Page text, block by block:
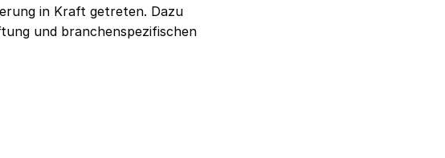
in Kraft getreten. Dazu
und branchenspezifischen